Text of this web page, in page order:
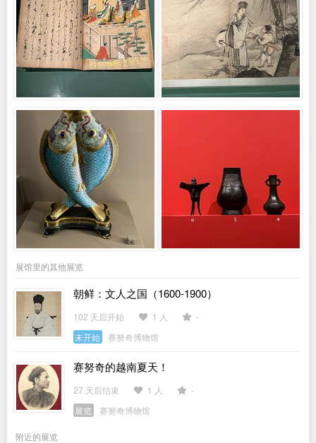
展馆里的其他展览
朝鲜：文人之国（1600-1900）
102 天后开始 1 人
-
未开始
赛努奇博物馆
赛努奇的越南夏天！
27 天后结束 1 人
-
展览
赛努奇博物馆
附近的展览